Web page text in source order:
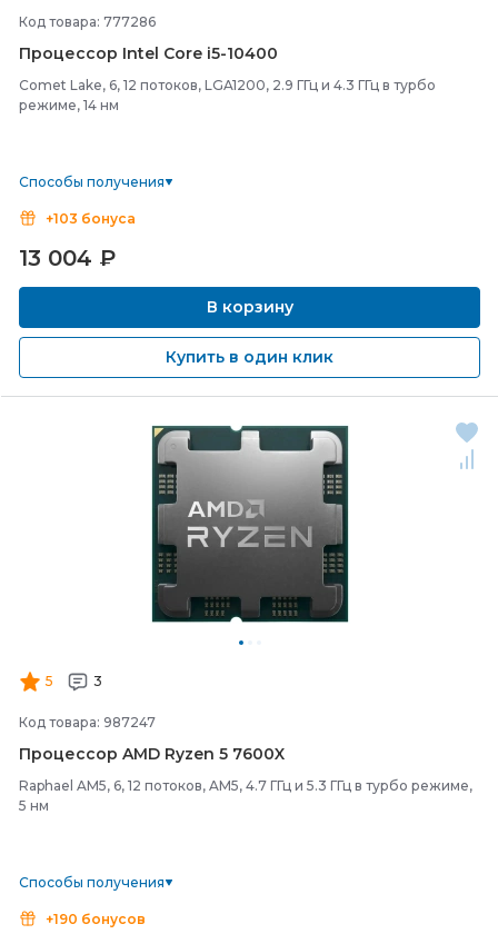
Код товара: 777286
Процессор Intel Core i5-10400
Comet Lake, 6, 12 потоков, LGA1200, 2.9 ГГц и 4.3 ГГц в турбо
режиме, 14 нм
Способы получения
+103 бонуса
13 004 ₽
В корзину
Купить в один клик
5 3
Код товара: 987247
Процессор AMD Ryzen 5 7600X
Raphael AM5, 6, 12 потоков, AM5, 4.7 ГГц и 5.3 ГГц в турбо режиме,
5 нм
Способы получения
+190 бонусов